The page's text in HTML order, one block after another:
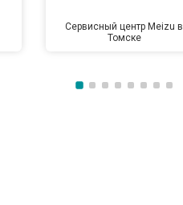
Сервисный центр Meizu в
Томске